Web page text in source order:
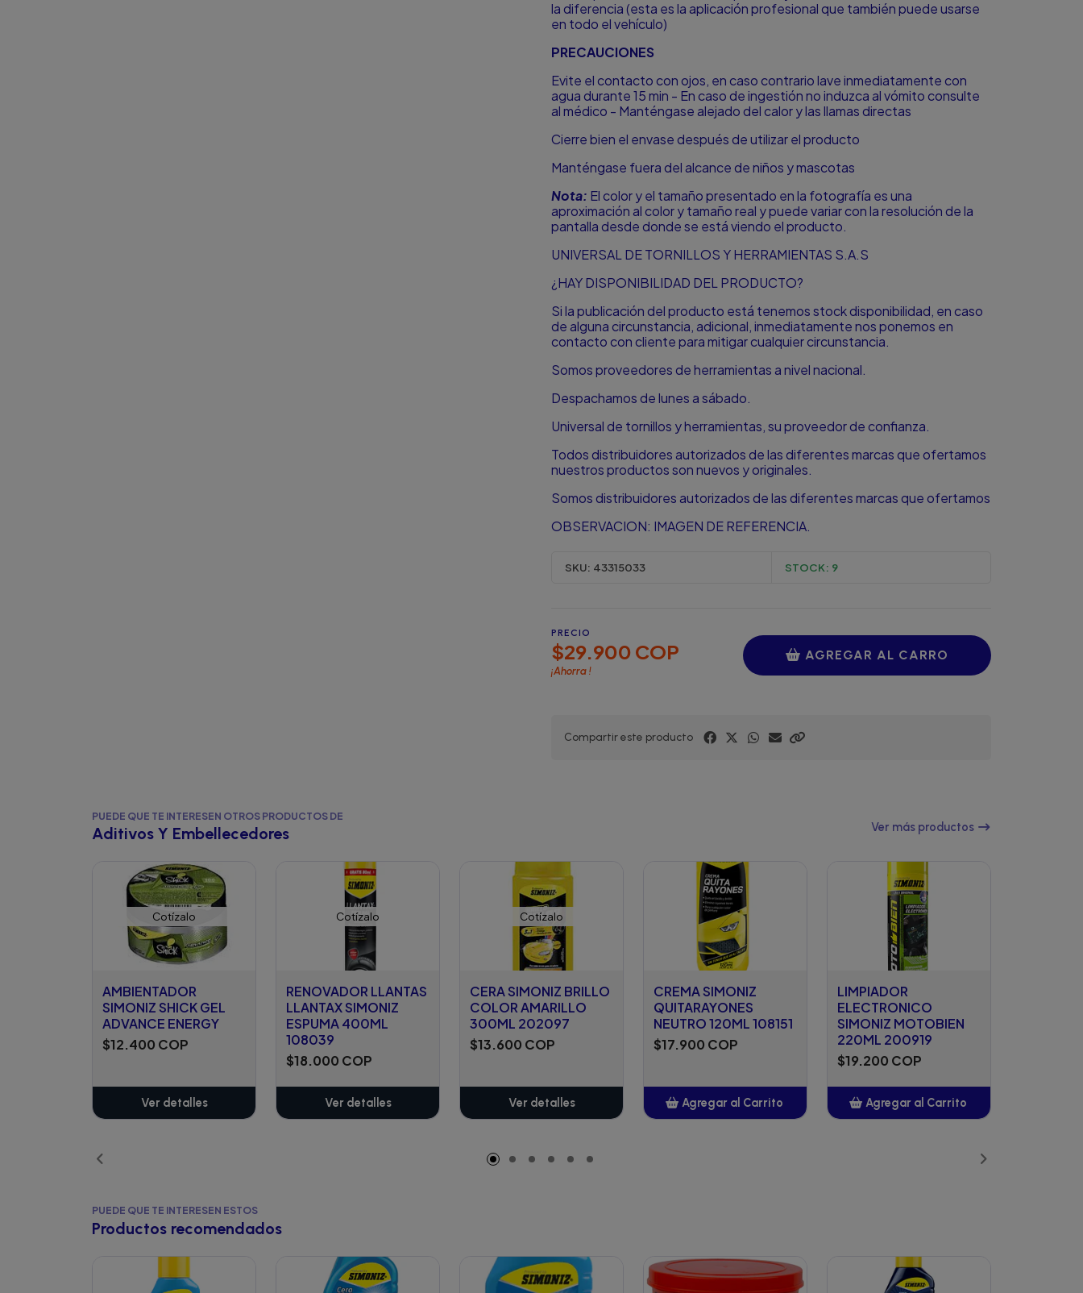
la diferencia (esta es la aplicación profesional que también puede usarse
en todo el vehículo)
PRECAUCIONES
Evite el contacto con ojos, en caso contrario lave inmediatamente con
agua durante 15 min - En caso de ingestión no induzca al vómito consulte
al médico - Manténgase alejado del calor y las llamas directas
Cierre bien el envase después de utilizar el producto
Manténgase fuera del alcance de niños y mascotas
Nota: El color y el tamaño presentado en la fotografía es una
aproximación al color y tamaño real y puede variar con la resolución de la
pantalla desde donde se está viendo el producto.
UNIVERSAL DE TORNILLOS Y HERRAMIENTAS S.A.S
¿HAY DISPONIBILIDAD DEL PRODUCTO?
Si la publicación del producto está tenemos stock disponibilidad, en caso
de alguna circunstancia, adicional, inmediatamente nos ponemos en
contacto con cliente para mitigar cualquier circunstancia.
Somos proveedores de herramientas a nivel nacional.
Despachamos de lunes a sábado.
Universal de tornillos y herramientas, su proveedor de confianza.
Todos distribuidores autorizados de las diferentes marcas que ofertamos
nuestros productos son nuevos y originales.
Somos distribuidores autorizados de las diferentes marcas que ofertamos
OBSERVACION: IMAGEN DE REFERENCIA.
SKU: 43315033 STOCK: 9
PRECIO
$29.900 COP
¡Ahorra!
AGREGAR AL CARRO
Compartir este producto
PUEDE QUE TE INTERESEN OTROS PRODUCTOS DE
Aditivos Y Embellecedores Ver más productos
Cotízalo
AMBIENTADOR
SIMONIZ SHICK GEL
ADVANCE ENERGY
$12.400 COP
Ver detalles
Cotízalo
RENOVADOR LLANTAS
LLANTAX SIMONIZ
ESPUMA 400ML
108039
$18.000 COP
Ver detalles
Cotízalo
CERA SIMONIZ BRILLO
COLOR AMARILLO
300ML 202097
$13.600 COP
Ver detalles
CREMA SIMONIZ
QUITARAYONES
NEUTRO 120ML 108151
$17.900 COP
Agregar al Carrito
LIMPIADOR
ELECTRONICO
SIMONIZ MOTOBIEN
220ML 200919
$19.200 COP
Agregar al Carrito
PUEDE QUE TE INTERESEN ESTOS
Productos recomendados